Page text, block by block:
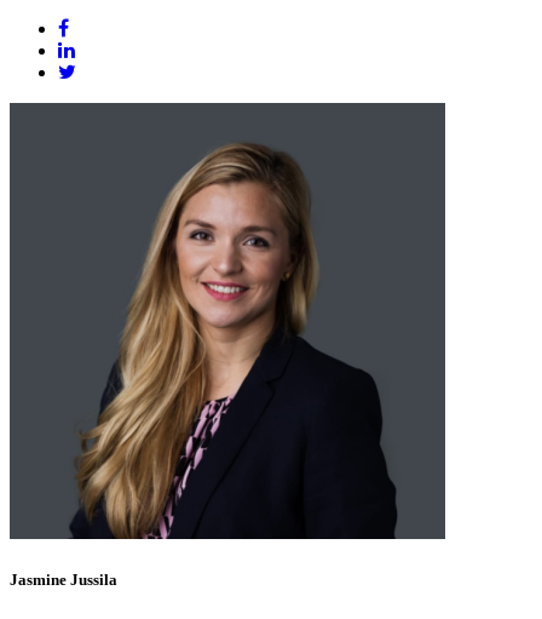
Jasmine Jussila